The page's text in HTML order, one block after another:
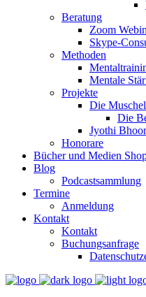
Beratung
Zoom
Skype-
Methoden
Mentale
Projekte
Die
Die
Jyothi
Honorare
Bücher und Medien
Blog
Podcastsammlung
Termine
Anmeldung
Kontakt
Kontakt
Buchungsanfrage